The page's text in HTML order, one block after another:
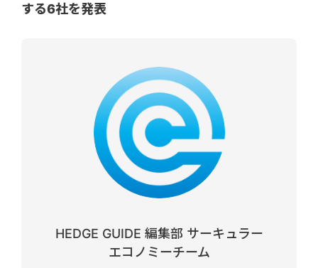
する6社を発表
HEDGE GUIDE 編集部 サーキュラー
エコノミーチーム